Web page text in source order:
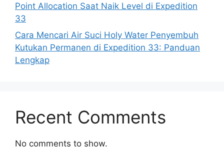
Point Allocation Saat Naik Level di Expedition
33
Cara Mencari Air Suci Holy Water Penyembuh
Kutukan Permanen di Expedition 33: Panduan
Lengkap
Recent Comments
No comments to show.